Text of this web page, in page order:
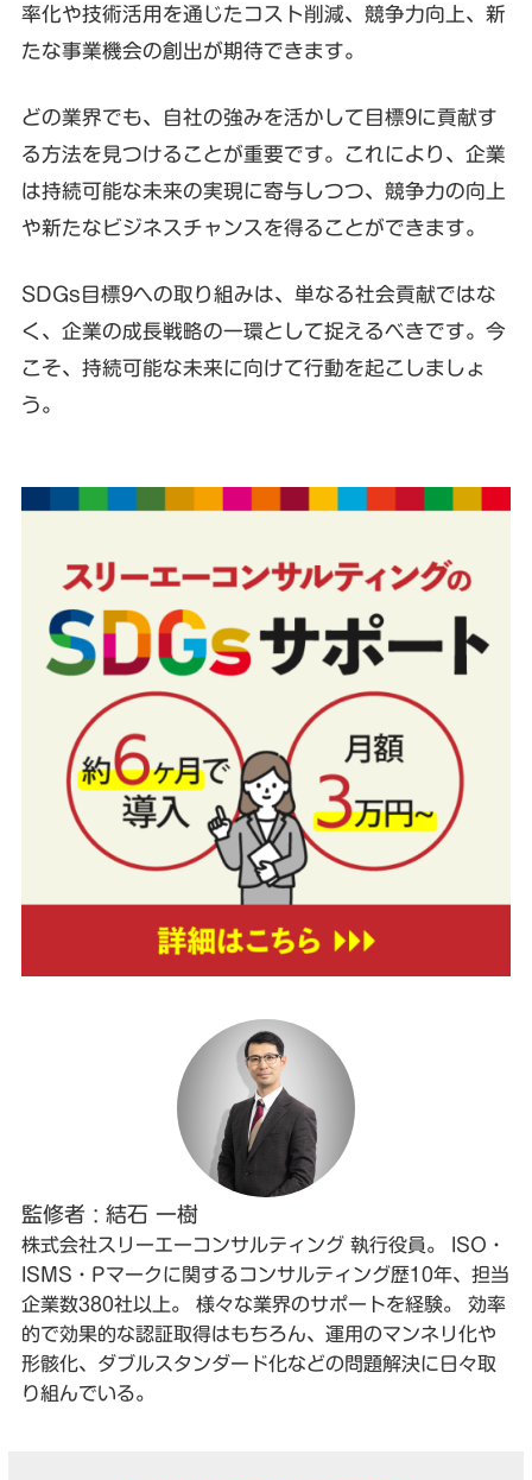
率化や技術活用を通じたコスト削減、競争力向上、新
たな事業機会の創出が期待できます。
どの業界でも、自社の強みを活かして目標9に貢献す
る方法を見つけることが重要です。これにより、企業
は持続可能な未来の実現に寄与しつつ、競争力の向上
や新たなビジネスチャンスを得ることができます。
SDGs目標9への取り組みは、単なる社会貢献ではな
く、企業の成長戦略の一環として捉えるべきです。今
こそ、持続可能な未来に向けて行動を起こしましょ
う。
監修者 : 結石 一樹
株式会社スリーエーコンサルティング 執行役員。 ISO・
ISMS・Pマークに関するコンサルティング歴10年、担当
企業数380社以上。 様々な業界のサポートを経験。 効率
的で効果的な認証取得はもちろん、運用のマンネリ化や
形骸化、ダブルスタンダード化などの問題解決に日々取
り組んでいる。